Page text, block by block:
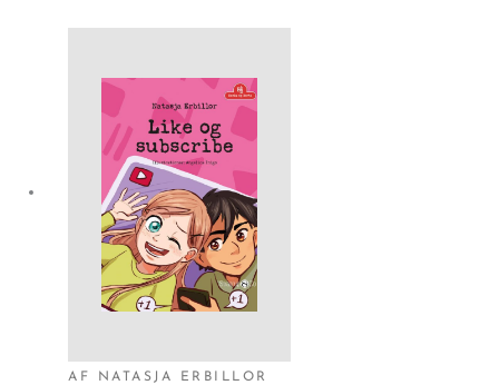
AF NATASJA ERBILLOR